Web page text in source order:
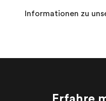
Informationen zu